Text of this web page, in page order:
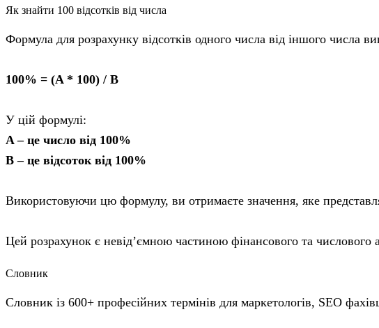
Як знайти 100 відсотків від числа
Формула для розрахунку відсотків одного числа від іншого числа
100% = (A * 100) / B
У цій формулі:
A – це число від 100%
B – це відсоток від 100%
Використовуючи цю формулу, ви отримаєте значення, яке
Цей розрахунок є невід’ємною частиною фінансового та
Словник
Словник із 600+ професійних термінів для маркетологів, SEO